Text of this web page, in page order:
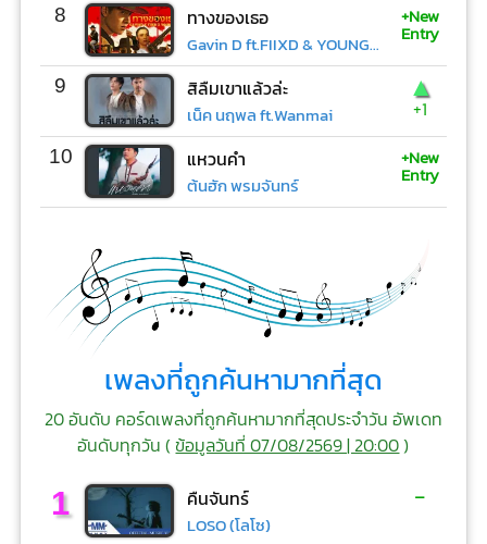
8 ทางของเธอ
Gavin D ft.FIIXD & YOUNGOHM
+New
Entry
9 สิลืมเขาแล้วล่ะ
เน็ค นฤพล ft.Wanmai
▲
+1
10 แหวนคำ
ต้นฮัก พรมจันทร์
+New
Entry
เพลงที่ถูกค้นหามากที่สุด
20 อันดับ คอร์ดเพลงที่ถูกค้นหามากที่สุดประจำวัน อัพเดท
อันดับทุกวัน (ข้อมูลวันที่ 07/08/2569 | 20:00)
1 คืนจันทร์
LOSO (โลโซ)
-